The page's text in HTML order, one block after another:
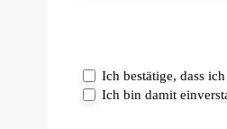
Ich bestätige, dass
Ich bin damit